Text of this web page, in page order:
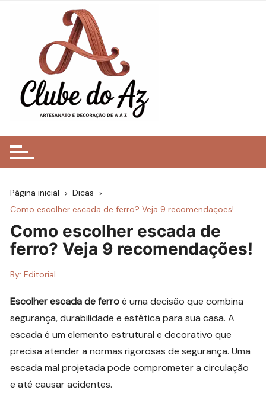
conteúdo
Página inicial
Dicas
Como escolher escada de ferro? Veja 9 recomendações!
Como escolher escada de
ferro? Veja 9 recomendações!
By: Editorial
Escolher escada de ferroé uma decisão que combina
segurança, durabilidade e estética para sua casa. A
escada é um elemento estrutural e decorativo que
precisa atender a normas rigorosas de segurança. Uma
escada mal projetada pode comprometer a circulação
e até causar acidentes.